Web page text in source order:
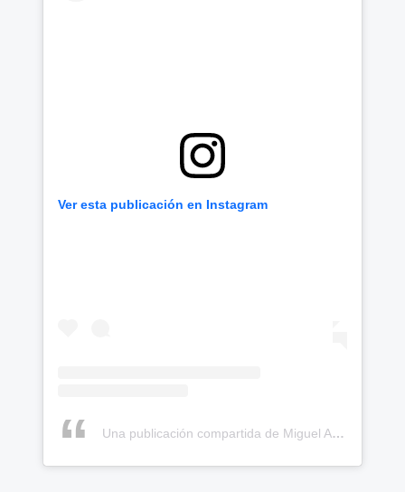
Ver esta publicación en Instagram
Una publicación compartida de Miguel Angel López moreno (@miguelsuperlopez)